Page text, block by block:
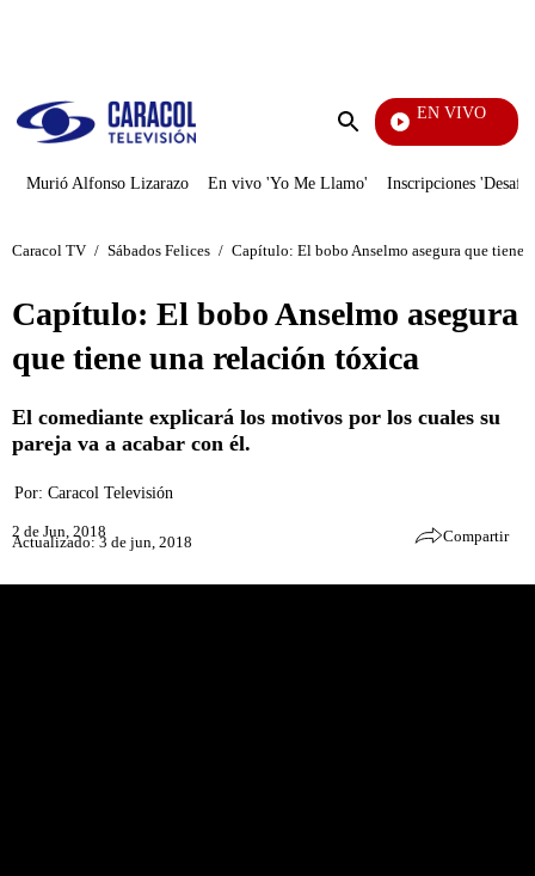
Enviar
EN VIVO
Televentas
Murió Alfonso Lizarazo En vivo 'Yo Me Llamo' Inscripciones
Caracol TV / Sábados Felices / Capítulo: El bobo Anselmo asegura que tiene
Capítulo: El bobo Anselmo asegura
que tiene una relación tóxica
El comediante explicará los motivos por los cuales su
pareja va a acabar con él.
Por: Caracol Televisión
2 de Jun, 2018
Actualizado: 3 de jun, 2018 Compartir